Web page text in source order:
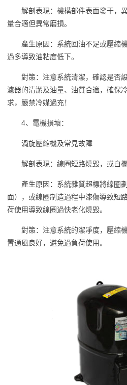
解剖表現：機構部件表面發干，
量合適但異常磨損。
產生原因：系統回油不足或壓縮
過多導致油粘度低下。
對策：注意系統清潔，確認是否
濾器的清潔及油量、油質合適，確保
求，嚴禁冷媒過充！
4、電機損壞：
渦旋壓縮機及常見故障
解剖表現：線圈短路燒毀，或白
產生原因：系統雜質超標將線圈
面），或線圈制造過程中漆傷導致短
荷使用導致線圈過快老化燒毀。
對策：注意系統的潔凈度，壓縮
置通風良好，避免過負荷使用。